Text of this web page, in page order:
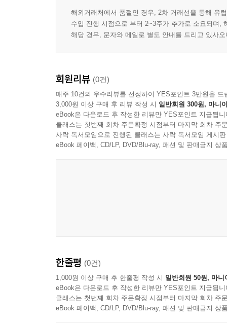
해외거래처에서 품절인 경우, 2차 거래선을 통해 유
수입 진행 시점으로 부터 2~3주가 추가로 소요되며,
해당 경우, 문자와 메일로 별도 안내를 드리고 있사
회원리뷰 (0건)
매주 10건의 우수리뷰를 선정하여 YES포인트 3만원을 드
3,000원 이상 구매 후 리뷰 작성 시 일반회원 300원, 마니
eBook은 다운로드 후 작성한 리뷰만 YES포인트 지급됩니
클래스는 첫번째 회차 주문확정 시점부터 마지막 회차 주
사락 독서모임으로 진행된 클래스는 사락 독서모임 게시
eBook 페이백, CD/LP, DVD/Blu-ray, 패션 및 판매금지 상
한줄평 (0건)
1,000원 이상 구매 후 한줄평 작성 시 일반회원 50원, 마니
eBook은 다운로드 후 작성한 리뷰만 YES포인트 지급됩니
클래스는 첫번째 회차 주문확정 시점부터 마지막 회차 주
eBook 페이백, CD/LP, DVD/Blu-ray, 패션 및 판매금지 상